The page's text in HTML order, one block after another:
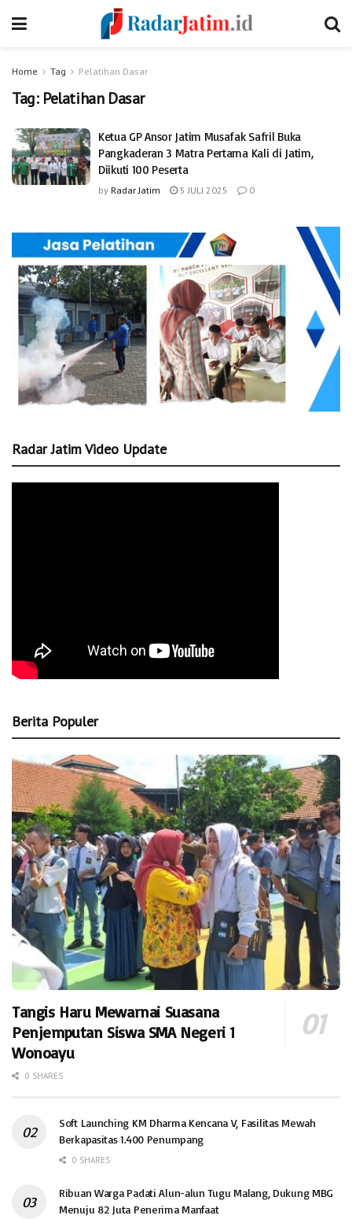
Home Tag Pelatihan Dasar
Tag: Pelatihan Dasar
Ketua GP Ansor Jatim Musafak Safril Buka
Pangkaderan 3 Matra Pertama Kali di Jatim,
Diikuti 100 Peserta
by Radar Jatim 5 JULI 2025 0
Radar Jatim Video Update
Berita Populer
Tangis Haru Mewarnai Suasana
Penjemputan Siswa SMA Negeri 1
Wonoayu
0 SHARES
Soft Launching KM Dharma Kencana V, Fasilitas Mewah
Berkapasitas 1.400 Penumpang
0 SHARES
Ribuan Warga Padati Alun-alun Tugu Malang, Dukung MBG
Menuju 82 Juta Penerima Manfaat